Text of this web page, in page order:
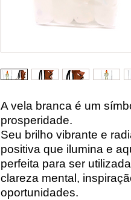
A vela branca é um
prosperidade.
Seu brilho vibrante e
positiva que ilumina e
perfeita para ser
clareza mental,
oportunidades.